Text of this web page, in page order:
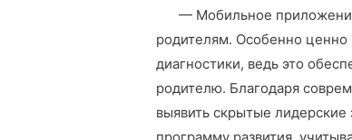
— Мобильное
родителям. Особенно ценно
диагностики, ведь это
родителю. Благодаря
выявить скрытые